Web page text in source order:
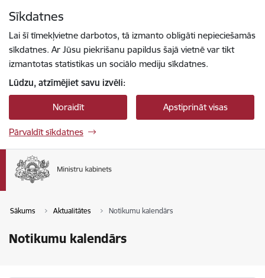
Sīkdatnes
Lai šī tīmekļvietne darbotos, tā izmanto obligāti nepieciešamās
sīkdatnes. Ar Jūsu piekrišanu papildus šajā vietnē var tikt
izmantotas statistikas un sociālo mediju sīkdatnes.
Lūdzu, atzīmējiet savu izvēli:
Noraidīt Apstiprināt visas
Pārvaldīt sīkdatnes
Sākums Aktualitātes Notikumu kalendārs
Notikumu kalendārs